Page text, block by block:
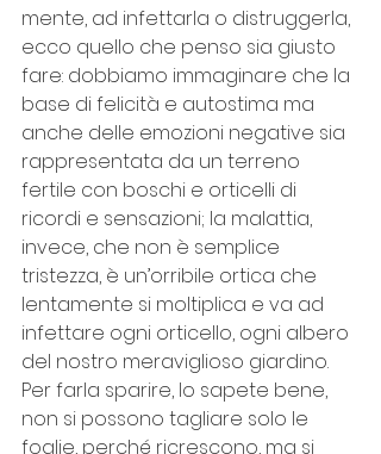
mente, ad infettarla o distruggerla,
ecco quello che penso sia giusto
fare: dobbiamo immaginare che la
base di felicità e autostima ma
anche delle emozioni negative sia
rappresentata da un terreno
fertile con boschi e orticelli di
ricordi e sensazioni; la malattia,
invece, che non è semplice
tristezza, è un’orribile ortica che
lentamente si moltiplica e va ad
infettare ogni orticello, ogni albero
del nostro meraviglioso giardino.
Per farla sparire, lo sapete bene,
non si possono tagliare solo le
foglie, perché ricrescono, ma si